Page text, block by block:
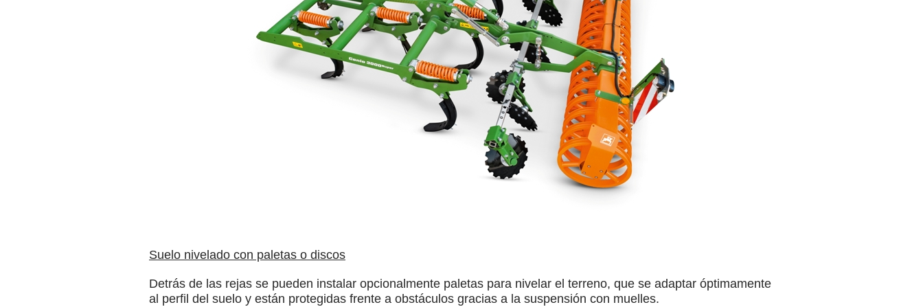
Suelo nivelado con paletas o discos
Detrás de las rejas se pueden instalar opcionalmente paletas para nivelar el terreno, que se adaptar óptimamente
al perfil del suelo y están protegidas frente a obstáculos gracias a la suspensión con muelles.